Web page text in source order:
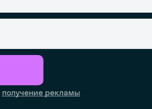
получение рекламы